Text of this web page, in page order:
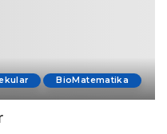
BioMatematika